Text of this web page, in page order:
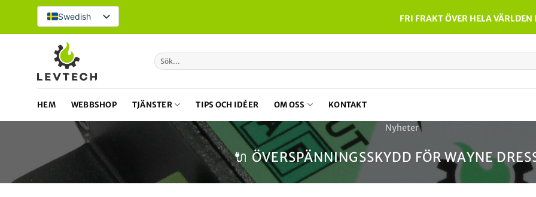
innehåll
Swedish FRI FRAKT ÖVER HELA
Sök
efter:
HEM WEBBSHOP TJÄNSTER TIPS OCH IDÉER OM OSS KONTAKT
Nyheter
🔌 ÖVERSPÄNNINGSSKYDD FÖR WAYNE